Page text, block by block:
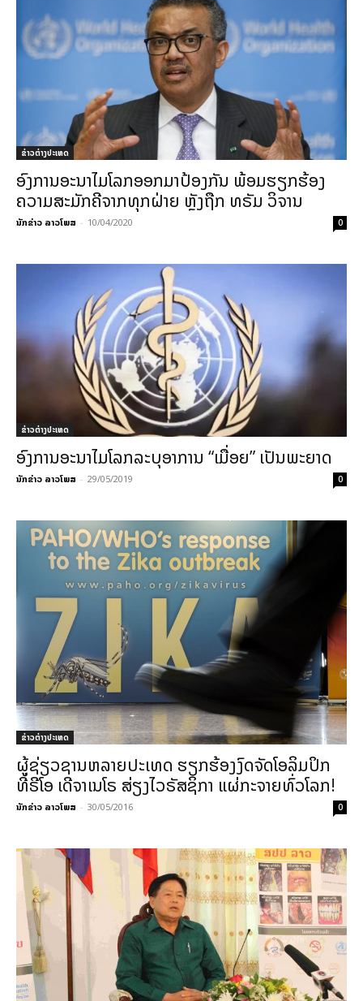
ຂ່າວຕ່າງປະເທດ
ອົງການອະນາໄມໂລກອອກມາປ້ອງກັນ ພ້ອມຮຽກຮ້ອງ
ຄວາມສະມັກຄີຈາກທຸກຝ່າຍ ຫຼັງຖືກ ທຣັມ ວິຈານ
ນັກຂ່າວ ລາວໂພສ - 10/04/2020 0
ຂ່າວຕ່າງປະເທດ
ອົງການອະນາໄມໂລກລະບຸອາການ “ເມື່ອຍ” ເປັນພະຍາດ
ນັກຂ່າວ ລາວໂພສ - 29/05/2019 0
ຂ່າວຕ່າງປະເທດ
ຜູ້ຊ່ຽວຊານຫລາຍປະເທດ ຮຽກຮ້ອງງົດຈັດໂອລິມປິກ
ທີ່ຣີໂອ ເດີຈາເນໂຣ ສ່ຽງໄວຣັສຊິກາ ແຜ່ກະຈາຍທົ່ວໂລກ!
ນັກຂ່າວ ລາວໂພສ - 30/05/2016 0